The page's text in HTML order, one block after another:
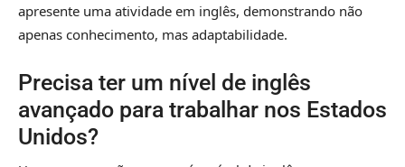
apresente uma atividade em inglês, demonstrando não
apenas conhecimento, mas adaptabilidade.
Precisa ter um nível de inglês
avançado para trabalhar nos Estados
Unidos?